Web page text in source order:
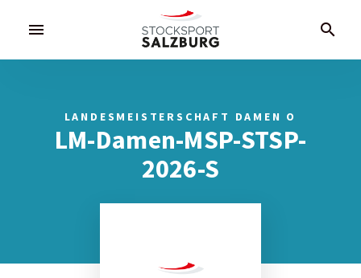
menu search
LANDESMEISTERSCHAFT DAMEN O
LM-Damen-MSP-STSP-
2026-S